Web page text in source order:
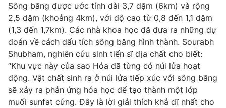
Nhân vật
Khán giả
Giải sao mai
Điện ảnh
Âm nhạc
Sao
Đời sống
Du lịch
Làm đẹp
Chất lượng cuộc sống
Giáo dục
Tuyển sinh
Học trực tuyến
Công nghệ
Hitech Công nghệ tương lai
Giao lưu trực tuyến
Sông băng được ước tính dài 3,7 dặm (6km) và rộng
2,5 dặm (khoảng 4km), với độ cao từ 0,8 đến 1,1 dặm
(1,3 đến 1,7km). Các nhà khoa học đã đưa ra những dự
đoán về cách dấu tích sông băng hình thành. Sourabh
Shubham, nghiên cứu sinh tiến sĩ địa chất cho biết:
“Khu vực này của sao Hỏa đã từng có núi lửa hoạt
động. Vật chất sinh ra ở núi lửa tiếp xúc với sông băng
sẽ xảy ra phản ứng hóa học để tạo thành một lớp
muối sunfat cứng. Đây là lời giải thích khả dĩ nhất cho